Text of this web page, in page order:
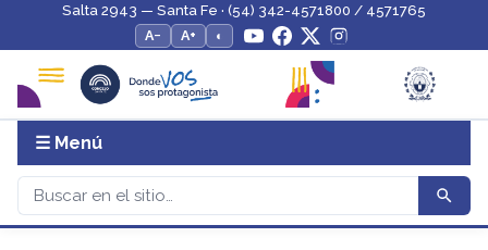
Salta 2943 — Santa Fe · (54) 342-4571800 / 4571765
A−
A+ ◐
☰ Menú